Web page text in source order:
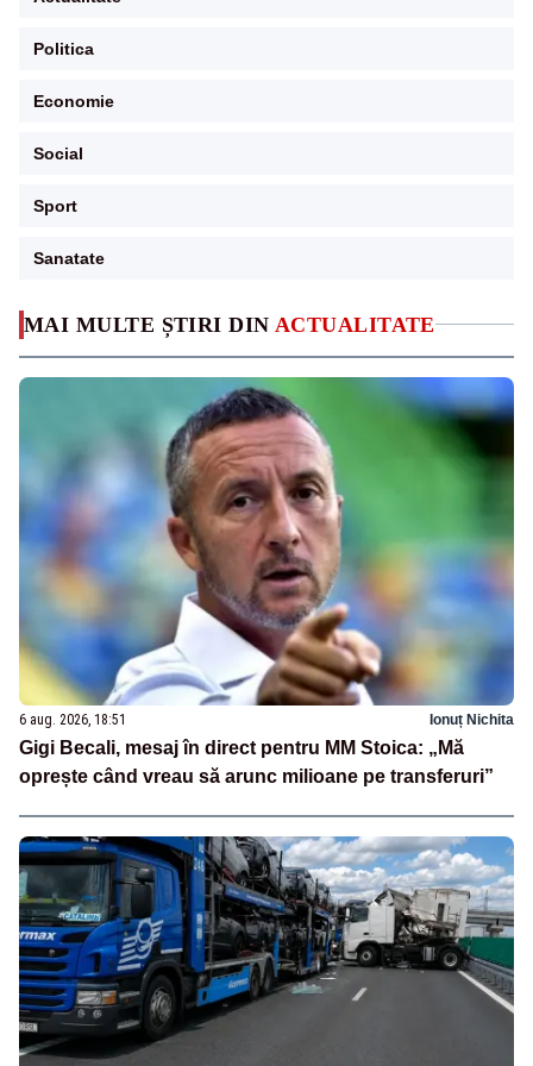
MAI MULTE ȘTIRI DIN ACTUALITATE
6 aug. 2026, 18:51 Ionuț Nichita
Gigi Becali, mesaj în direct pentru MM Stoica: „Mă
oprește când vreau să arunc milioane pe transferuri”
Politica
Economie
Social
Sport
Sanatate